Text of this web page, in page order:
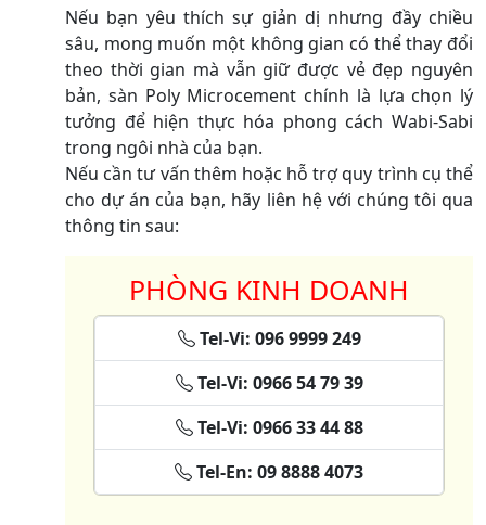
Nếu bạn yêu thích sự giản dị nhưng đầy chiều
sâu, mong muốn một không gian có thể thay đổi
theo thời gian mà vẫn giữ được vẻ đẹp nguyên
bản, sàn Poly Microcement chính là lựa chọn lý
tưởng để hiện thực hóa phong cách Wabi-Sabi
trong ngôi nhà của bạn.
Nếu cần tư vấn thêm hoặc hỗ trợ quy trình cụ thể
cho dự án của bạn, hãy liên hệ với chúng tôi qua
thông tin sau:
PHÒNG KINH DOANH
Tel-Vi: 096 9999 249
Tel-Vi: 0966 54 79 39
Tel-Vi: 0966 33 44 88
Tel-En: 09 8888 4073